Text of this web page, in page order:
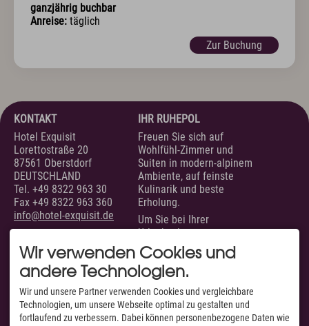
Sport & Aktiv
Fahrradverleih
Indoor Fitness
Exquisit Bergwanderwochen 2026
Wintersport
Kunst & Kultur
Eventkalender
Exquisit Eisgala
Allgäuer Abend
Kunst im Hotel
Info & Service
Kontakt
ganzjährig buchbar
Anreise: täglich
Zur Buchung
KONTAKT
Hotel Exquisit
Lorettostraße 20
87561 Oberstdorf
DEUTSCHLAND
Tel. +49 8322 963 30
Fax +49 8322 963 360
info@hotel-exquisit.de
IHR RUHEPOL
Freuen Sie sich auf
Wohlfühl-Zimmer und
Suiten in modern-alpinem
Ambiente, auf feinste
Kulinarik und beste
Erholung.
Um Sie bei Ihrer
Urlaubsplanung zu
unterstützen, sind wir
täglich von 07.00 bis 22.00
Uhr für Sie erreichbar.
SERVICE
Unsere Zimmer &
AUSGEZEICHNET VON
Wir verwenden Cookies und
andere Technologien.
Wir und unsere Partner verwenden Cookies und vergleichbare
Technologien, um unsere Webseite optimal zu gestalten und
fortlaufend zu verbessern. Dabei können personenbezogene Daten wie